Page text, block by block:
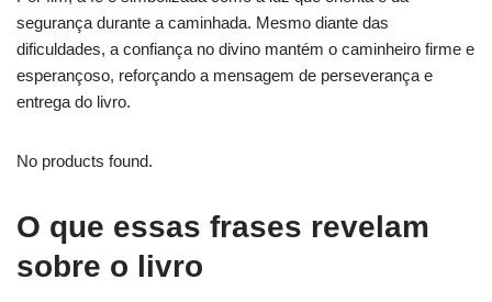
segurança durante a caminhada. Mesmo diante das
dificuldades, a confiança no divino mantém o caminheiro firme e
esperançoso, reforçando a mensagem de perseverança e
entrega do livro.
No products found.
O que essas frases revelam
sobre o livro